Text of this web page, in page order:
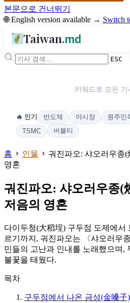
본문으로 건너뛰기
🌐 English version available → Switch
Taiwan.md
ESC
키워드로 모든 기
🔥 인기 반도체 야시장 원주민
TSMC
버블티
홈 인물
궈진파오: 샤오러우종(
영혼
궈진파오: 샤오러우종(
저음의 영혼
다이두청(大稻埕) 구두점 도제에서
르기까지, 궈진파오는 〈샤오러우
민들의 고난과 인내를 노래했으며,
불꽃을 태웠다.
목차
구두점에서 나온 금성(金嗓子)